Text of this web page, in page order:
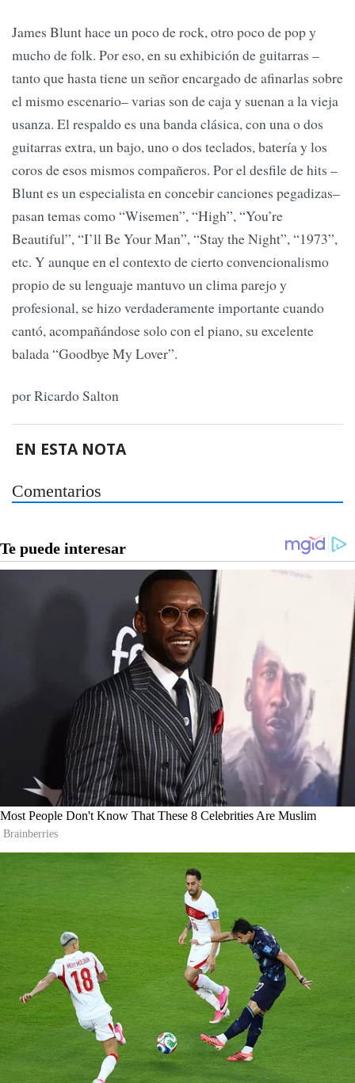
James Blunt hace un poco de rock, otro poco de pop y
mucho de folk. Por eso, en su exhibición de guitarras –
tanto que hasta tiene un señor encargado de afinarlas sobre
el mismo escenario– varias son de caja y suenan a la vieja
usanza. El respaldo es una banda clásica, con una o dos
guitarras extra, un bajo, uno o dos teclados, batería y los
coros de esos mismos compañeros. Por el desfile de hits –
Blunt es un especialista en concebir canciones pegadizas–
pasan temas como “Wisemen”, “High”, “You’re
Beautiful”, “I’ll Be Your Man”, “Stay the Night”, “1973”,
etc. Y aunque en el contexto de cierto convencionalismo
propio de su lenguaje mantuvo un clima parejo y
profesional, se hizo verdaderamente importante cuando
cantó, acompañándose solo con el piano, su excelente
balada “Goodbye My Lover”.
por Ricardo Salton
EN ESTA NOTA
Comentarios